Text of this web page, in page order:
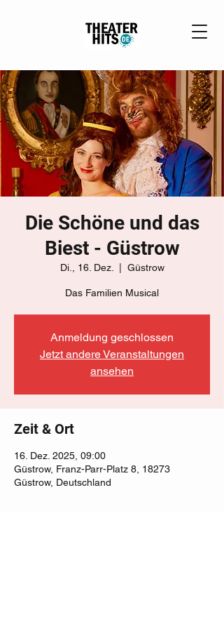
Die Schöne und das
Biest - Güstrow
Di., 16. Dez. Güstrow
Das Familien Musical
Anmeldung geschlossen
Jetzt andere Veranstaltungen
ansehen
Zeit & Ort
16. Dez. 2025, 09:00
Güstrow, Franz-Parr-Platz 8, 18273
Güstrow, Deutschland